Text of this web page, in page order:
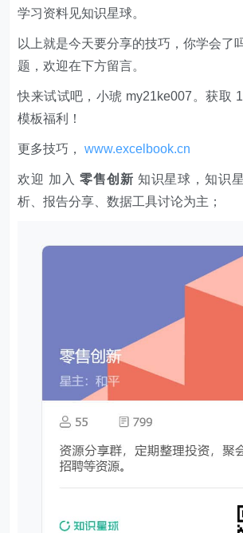
学习资料见知识星球。
以上就是今天要分享的技巧，你学会了
题，欢迎在下方留言。
快来试试吧，小琥 my21ke007。获取
模板福利​​​​！
更多技巧，www.excelbook.cn
欢迎 加入 零售创新 知识星球，知识
析、报告分享、数据工具讨论为主；